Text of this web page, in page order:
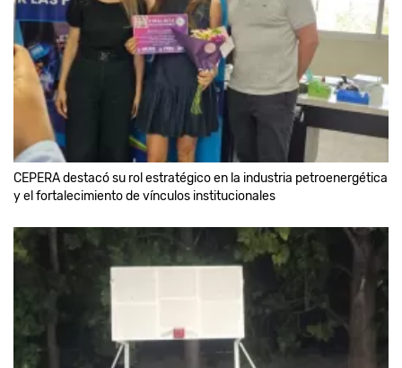
CEPERA destacó su rol estratégico en la industria petroenergética
y el fortalecimiento de vínculos institucionales